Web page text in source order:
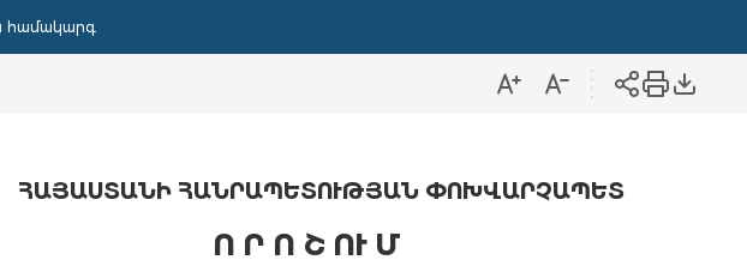
համակարգ
ՀԱՅԱՍՏԱՆԻ ՀԱՆՐԱՊԵՏՈՒԹՅԱՆ ՓՈԽՎԱՐՉԱՊԵՏ
Ո Ր Ո Շ ՈՒ Մ